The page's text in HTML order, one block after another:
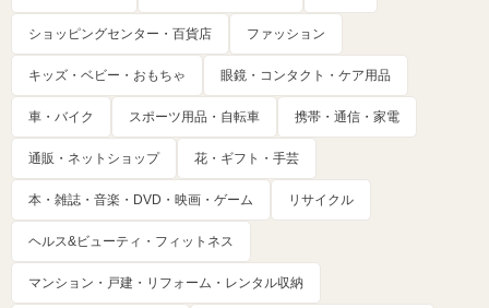
ショッピングセンター・百貨店 ファッション
キッズ・ベビー・おもちゃ 眼鏡・コンタクト・ケア用品
車・バイク スポーツ用品・自転車 携帯・通信・家電
通販・ネットショップ 花・ギフト・手芸
本・雑誌・音楽・DVD・映画・ゲーム リサイクル
ヘルス&ビューティ・フィットネス
マンション・戸建・リフォーム・レンタル収納